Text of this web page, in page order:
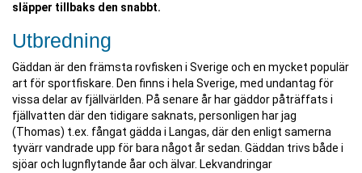
släpper tillbaks den snabbt.
Utbredning
Gäddan är den främsta rovfisken i Sverige och en mycket populär
art för sportfiskare. Den finns i hela Sverige, med undantag för
vissa delar av fjällvärlden. På senare år har gäddor påträffats i
fjällvatten där den tidigare saknats, personligen har jag
(Thomas) t.ex. fångat gädda i Langas, där den enligt samerna
tyvärr vandrade upp för bara något år sedan. Gäddan trivs både i
sjöar och lugnflytande åar och älvar. Lekvandringar